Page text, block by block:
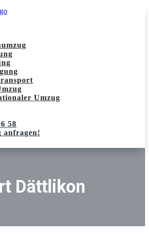
Umzug
58
anfragen!
Dättlikon